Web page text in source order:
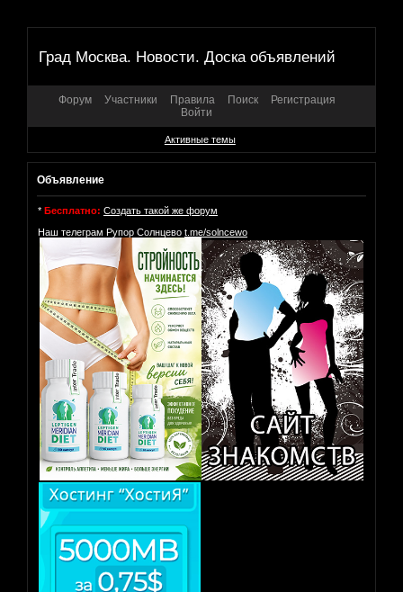
Град Москва. Новости. Доска объявлений
Форум Участники Правила Поиск
Регистрация
Войти
Активные темы
Объявление
* Бесплатно: Создать такой же форум
Наш телеграм Рупор Солнцево t.me/solncewo